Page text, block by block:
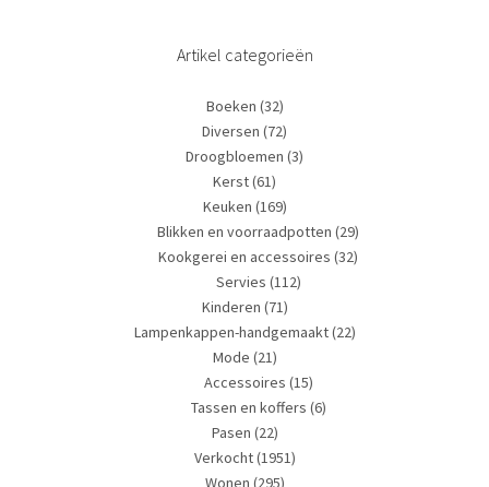
Artikel categorieën
Boeken (32)
Diversen (72)
Droogbloemen (3)
Kerst(61)
Keuken (169)
Blikken en voorraadpotten (29)
Kookgerei en accessoires (32)
Servies (112)
Kinderen (71)
Lampenkappen-handgemaakt(22)
Mode (21)
Accessoires (15)
Tassen en koffers (6)
Pasen (22)
Verkocht(1951)
Wonen (295)